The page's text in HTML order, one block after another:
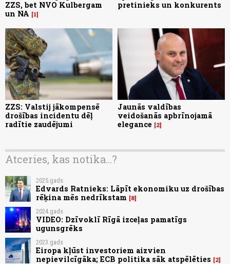
ZZS, bet NVO Kulbergam
un NA
1
pretinieks un konkurents
ZZS: Valstij jākompensē
drošības incidentu dēļ
radītie zaudējumi
Jaunās valdības
veidošanās apbrīnojamā
elegance
2
Atceries, kas notika...?
2025.gads
Edvards Ratnieks: Lāpīt ekonomiku uz drošības
rēķina mēs nedrīkstam
8
2024.gads
VIDEO: Dzīvoklī Rīgā izceļas pamatīgs
ugunsgrēks
2023.gads
Eiropa kļūst investoriem aizvien
nepievilcīgāka; ECB politika sāk atspēlēties
2